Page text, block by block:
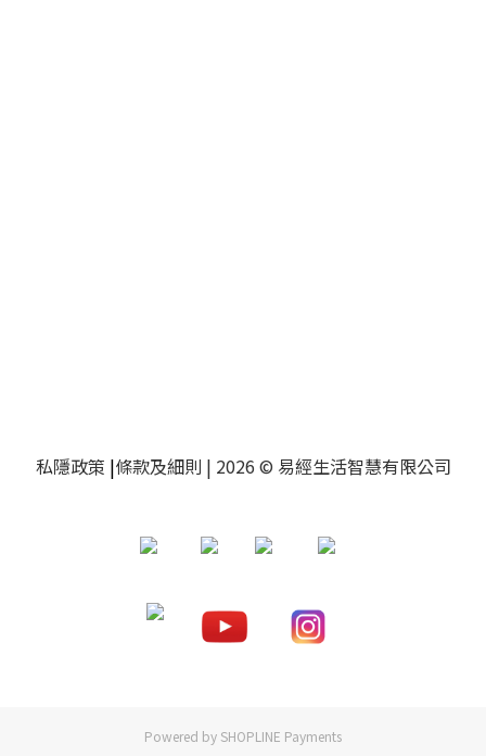
私隱政策 |條款及細則 | 2026 © 易經生活智慧有限公司
Powered by SHOPLINE Payments